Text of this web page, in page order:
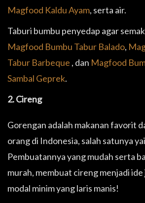
Magfood Kaldu Ayam, serta air.
Taburi bumbu penyedap agar
Magfood Bumbu Tabur Balado,
Tabur Barbeque , dan Magfood
Sambal Geprek.
2. Cireng
Gorengan adalah makanan favorit
orang di Indonesia, salah satunya
Pembuatannya yang mudah serta
murah, membuat cireng menjadi
modal minim yang laris manis!